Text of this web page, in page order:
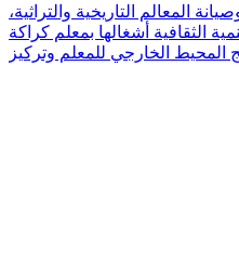
المعالم التاريخية والتراثية،
الثقافية أشغالها بمعلم كراكة